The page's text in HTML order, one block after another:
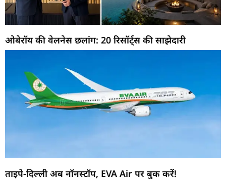
ओबेरॉय की वेलनेस छलांग: 20 रिसॉर्ट्स की साझेदारी
ताइपे-दिल्ली अब नॉनस्टॉप, EVA Air पर बुक करें!